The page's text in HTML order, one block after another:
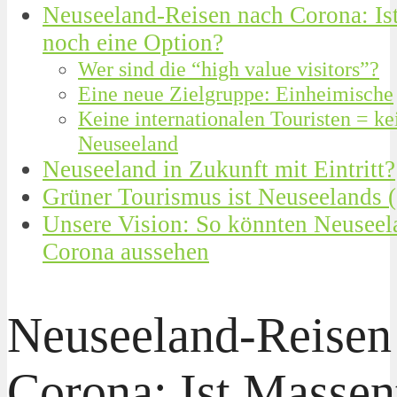
Neuseeland-Reisen nach Corona:
noch eine Option?
Wer sind die “high value visitors”?
Eine neue Zielgruppe: Einheimische
Keine internationalen Touristen =
Neuseeland
Neuseeland in Zukunft mit Eintritt?
Grüner Tourismus ist
Unsere Vision: So könnten
Corona aussehen
Neuseeland-